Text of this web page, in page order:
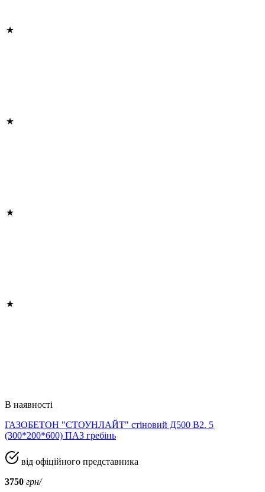
В наявності
ГАЗОБЕТОН "СТОУНЛАЙТ" стіновий Д500 В2. 5
(300*200*600) ПАЗ гребінь
від офіційного представника
3750 грн/